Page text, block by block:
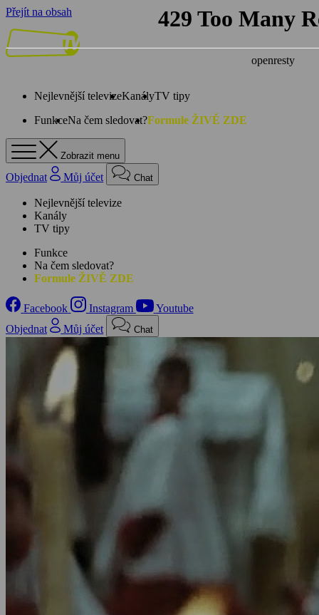
Přejít na obsah
Nejlevnější televizeKanályTV tipy
FunkceNa čem sledovat?Formule ŽIVĚ ZDE
Zobrazit menu
Objednat Můj účet Chat
Nejlevnější televize
Kanály
TV tipy
Funkce
Na čem sledovat?
Formule ŽIVĚ ZDE
Facebook Instagram
Youtube
Objednat
Můj účet Chat